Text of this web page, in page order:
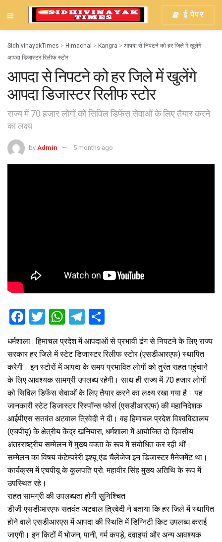
ई पेपर
SidhivinayakTimes > Himachal > Kangra > आपदा से निपटने को हर जिले में खुलेंगे
आपदा डिजास्टर रिलीफ स्टोर
आपदा से निपटने को हर जिले में खुलेंगे
आपदा डिजास्टर रिलीफ स्टोर
राज्य में 70 हजार लोगों को सिविल डिफेंस सेवाओं के लिए तैयार करने
का लक्ष्य
by Admin 5 months ago
F
ce
b
o
o
k
T
tt
er
W
h
at
s
A
p
p
T
e
gr
a
m
h
ar
e
धर्मशाला : हिमाचल प्रदेश में आपदाओं से प्रभावी ढंग से निपटने के लिए राज्य
सरकार हर जिले में स्टेट डिजास्टर रिलीफ स्टोर (एसडीआरएफ) स्थापित
करेगी। इन स्टोरों में आपदा के समय प्रभावित लोगों को तुरंत राहत पहुंचाने
के लिए आवश्यक सामग्री उपलब्ध रहेगी। साथ ही राज्य में 70 हजार लोगों
को सिविल डिफेंस सेवाओं के लिए तैयार करने का लक्ष्य रखा गया है। यह
जानकारी स्टेट डिजास्टर रिस्पॉन्स फोर्स (एसडीआरएफ) की महानिदेशक
आईपीएस सतवंत अटवाल त्रिवेदी ने दी। वह हिमाचल प्रदेश विश्वविद्यालय
(एचपीयू) के क्षेत्रीय केंद्र खनियारा, धर्मशाला में आयोजित दो दिवसीय
अंतरराष्ट्रीय सम्मेलन में मुख्य वक्ता के रूप में संबोधित कर रही थीं।
सम्मेलन का विषय कंटेम्परेरी इश्यू एंड चैलेंजेज इन डिजास्टर मैनेजमेंट था।
कार्यक्रम में एचपीयू के कुलपति प्रो. महावीर सिंह मुख्य अतिथि के रूप में
उपस्थित रहे।
राहत सामग्री की उपलब्धता होगी सुनिश्चित
डीजी एसडीआरएफ सतवंत अटवाल त्रिवेदी ने बताया कि हर जिले में स्थापित
होने वाले एसडीआरएस में आपदा की स्थिति में डिग्निटी किट उपलब्ध कराई
जाएगी। इन किटों में भोजन, पानी, गर्म कपड़े, दवाइयां और अन्य आवश्यक